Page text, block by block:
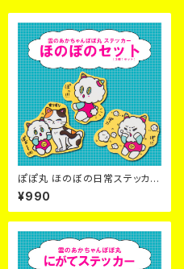
ぽぽ丸 ほのぼの日常ステッカー
【３点セット】
¥990